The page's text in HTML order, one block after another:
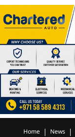
Home News